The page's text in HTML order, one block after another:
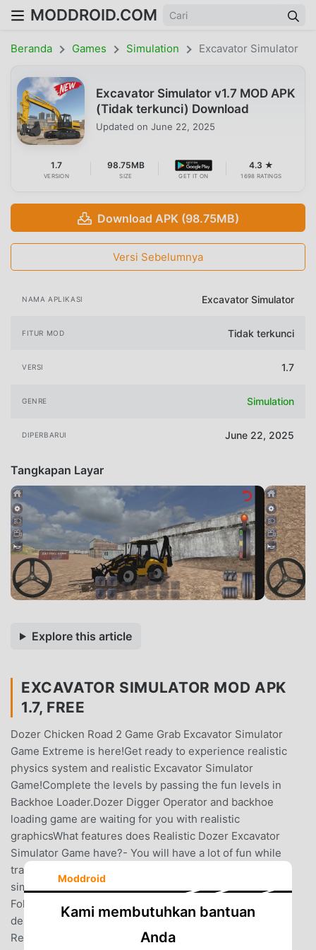
MODDROID.COM
Beranda Games Simulation Excavator Simulator
Excavator Simulator v1.7 MOD APK
(Tidak terkunci) Download
Updated on June 22, 2025
1.7
VERSION
98.75MB
SIZE GET IT ON
4.3 ★
1698 RATINGS
Download APK (98.75MB)
Versi Sebelumnya
NAMA APLIKASI Excavator Simulator
FITUR MOD Tidak terkunci
VERSI 1.7
GENRE Simulation
DIPERBARUI June 22, 2025
Tangkapan Layar
Explore this article
EXCAVATOR SIMULATOR MOD APK
1.7, FREE
Dozer Chicken Road 2 Game Grab Excavator Simulator
Game Extreme is here!Get ready to experience realistic
physics system and realistic Excavator Simulator
Game!Complete the levels by passing the fun levels in
Backhoe Loader.Dozer Digger Operator and backhoe
loading game are waiting for you with realistic
graphicsWhat features does Realistic Dozer Excavator
Simulator Game have?- You will have a lot of fun while
transporting stones in the game in heavy excavator
simulator- Transporting loads with buckets- With the
Folkrite machine, you can transport the loads to the
designated places- 3D loader truck simulation sounds-
Remember to install heavy loader objects in a balanced
Moddroid
Kami membutuhkan bantuan
Anda